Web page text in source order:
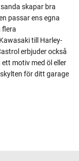
skapar bra
passar ens egna
flera
till Harley-
erbjuder också
motiv med öl eller
för ditt garage